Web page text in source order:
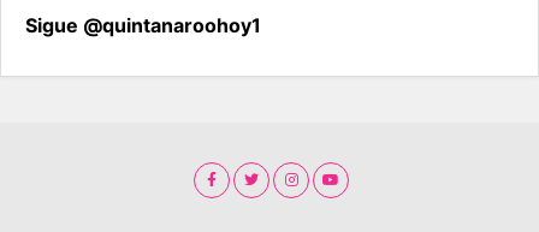
Sigue @quintanaroohoy1